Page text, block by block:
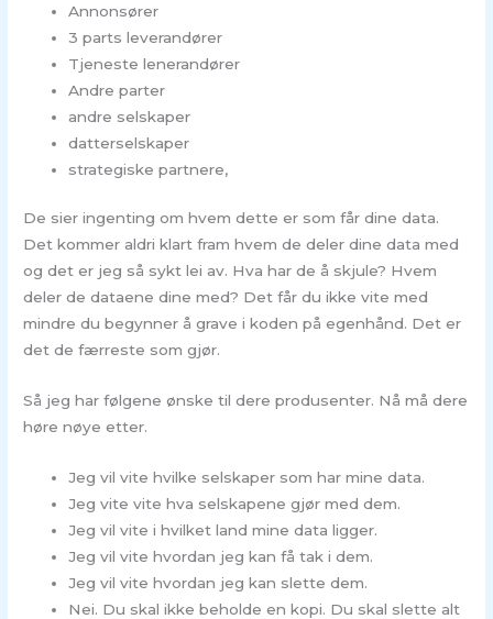
Annonsører
3 parts leverandører
Tjeneste lenerandører
Andre parter
andre selskaper
datterselskaper
strategiske partnere,
De sier ingenting om hvem dette er som får dine data.
Det kommer aldri klart fram hvem de deler dine data med
og det er jeg så sykt lei av. Hva har de å skjule? Hvem
deler de dataene dine med? Det får du ikke vite med
mindre du begynner å grave i koden på egenhånd. Det er
det de færreste som gjør.
Så jeg har følgene ønske til dere produsenter. Nå må dere
høre nøye etter.
Jeg vil vite hvilke selskaper som har mine data.
Jeg vite vite hva selskapene gjør med dem.
Jeg vil vite i hvilket land mine data ligger.
Jeg vil vite hvordan jeg kan få tak i dem.
Jeg vil vite hvordan jeg kan slette dem.
Nei. Du skal ikke beholde en kopi. Du skal slette alt